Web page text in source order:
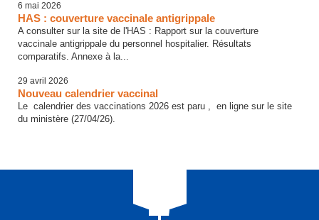
6 mai 2026
HAS : couverture vaccinale antigrippale
A consulter sur la site de l'HAS : Rapport sur la couverture
vaccinale antigrippale du personnel hospitalier. Résultats
comparatifs. Annexe à la...
29 avril 2026
Nouveau calendrier vaccinal
Le calendrier des vaccinations 2026 est paru , en ligne sur le site
du ministère (27/04/26).